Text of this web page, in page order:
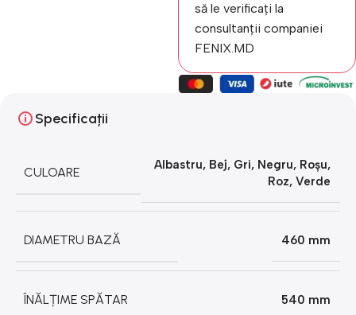
să le verificați la
consultanții companiei
FENIX.MD
Specificații
CULOARE
Albastru, Bej, Gri, Negru, Roșu,
Roz, Verde
DIAMETRU BAZĂ 460 mm
ÎNĂLȚIME SPĂTAR 540 mm